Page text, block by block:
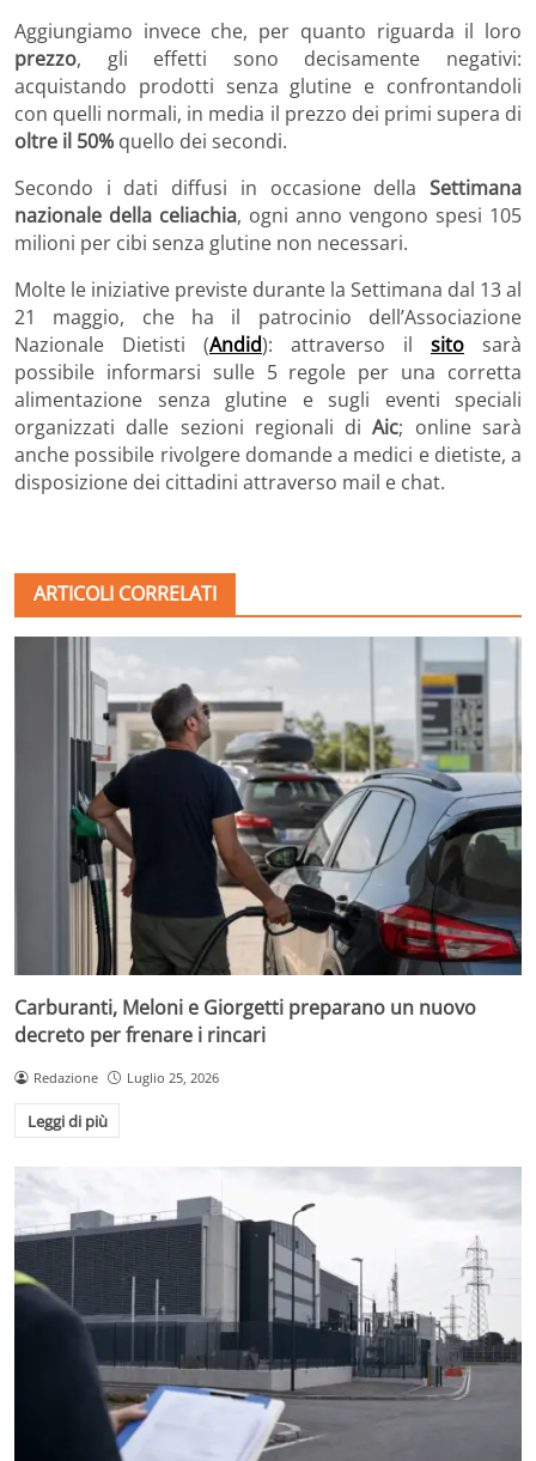
Aggiungiamo invece che, per quanto riguarda il loro
prezzo, gli effetti sono decisamente negativi:
acquistando prodotti senza glutine e confrontandoli
con quelli normali, in media il prezzo dei primi supera di
oltre il 50% quello dei secondi.
Secondo i dati diffusi in occasione della Settimana
nazionale della celiachia, ogni anno vengono spesi 105
milioni per cibi senza glutine non necessari.
Molte le iniziative previste durante la Settimana dal 13 al
21 maggio, che ha il patrocinio dell’Associazione
Nazionale Dietisti (Andid): attraverso il sito sarà
possibile informarsi sulle 5 regole per una corretta
alimentazione senza glutine e sugli eventi speciali
organizzati dalle sezioni regionali diAic; online sarà
anche possibile rivolgere domande a medici e dietiste, a
disposizione dei cittadini attraverso mail e chat.
ARTICOLI CORRELATI
Carburanti, Meloni e Giorgetti preparano un nuovo
decreto per frenare i rincari
Redazione Luglio 25, 2026
Leggi di più